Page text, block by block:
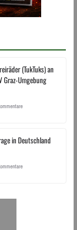
(TukTuks) an
Graz-Umgebung
in Deutschland